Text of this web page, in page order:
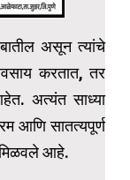
असून त्यांचे
करतात, तर
अत्यंत साध्या
आणि सातत्यपूर्ण
मिळवले आहे.